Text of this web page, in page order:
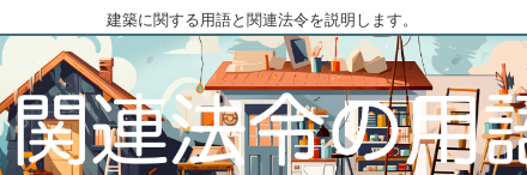
建築に関する用語と関連法令を説明します。